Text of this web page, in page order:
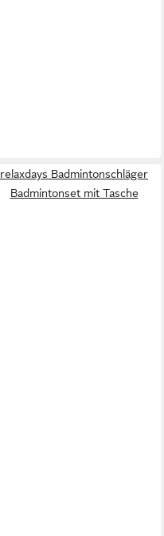
relaxdays Badmintonschläger
Badmintonset mit Tasche